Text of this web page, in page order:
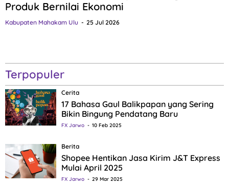
Produk Bernilai Ekonomi
Kabupaten Mahakam Ulu 25 Jul 2026
Terpopuler
Cerita
17 Bahasa Gaul Balikpapan yang Sering
Bikin Bingung Pendatang Baru
FX Jarwo 10 Feb 2025
Berita
Shopee Hentikan Jasa Kirim J&T Express
Mulai April 2025
FX Jarwo 29 Mar 2025